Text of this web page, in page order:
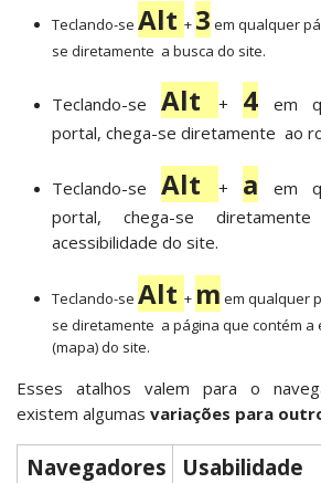
Teclando-se Alt + 3 em qualquer
se diretamente a busca do site.
Teclando-seAlt + 4 em
portal, chega-se diretamente ao
Teclando-seAlt + a em
portal, chega-se
acessibilidade do site.
Teclando-se Alt + m em qualquer
se diretamente a página que contém a
(mapa) do site.
Esses atalhos valem para o
existem algumas variações para
Navegadores Usabilidade